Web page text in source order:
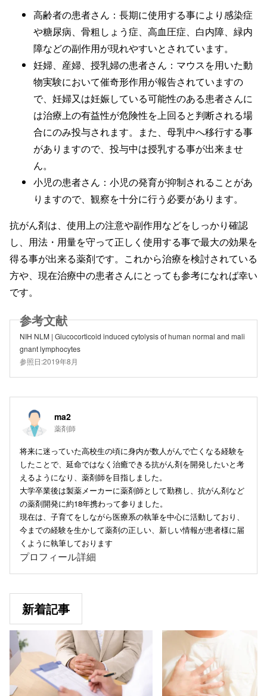
高齢者の患者さん：長期に使用する事により感染症
や糖尿病、骨粗しょう症、高血圧症、白内障、緑内
障などの副作用が現れやすいとされています。
妊婦、産婦、授乳婦の患者さん：マウスを用いた動
物実験において催奇形作用が報告されていますの
で、妊婦又は妊娠している可能性のある患者さんに
は治療上の有益性が危険性を上回ると判断される場
合にのみ投与されます。また、母乳中へ移行する事
がありますので、投与中は授乳する事が出来ませ
ん。
小児の患者さん：小児の発育が抑制されることがあ
りますので、観察を十分に行う必要があります。
抗がん剤は、使用上の注意や副作用などをしっかり確認
し、用法・用量を守って正しく使用する事で最大の効果を
得る事が出来る薬剤です。これから治療を検討されている
方や、現在治療中の患者さんにとっても参考になれば幸い
です。
NIH NLM | Glucocorticoid induced cytolysis of human normal and mali
gnant lymphocytes
参照日:2019年8月
ma2
薬剤師
将来に迷っていた高校生の頃に身内が数人がんで亡くなる経験を
したことで、延命ではなく治癒できる抗がん剤を開発したいと考
えるようになり、薬剤師を目指しました。
大学卒業後は製薬メーカーに薬剤師として勤務し、抗がん剤など
の薬剤開発に約18年携わって参りました。
現在は、子育てをしながら医療系の執筆を中心に活動しており、
今までの経験を生かして薬剤の正しい、新しい情報が患者様に届
くように執筆しております
プロフィール詳細
新着記事